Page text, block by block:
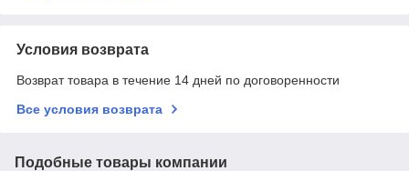
Условия возврата
Возврат товара в течение 14 дней по договоренности
Все условия возврата
Подобные товары компании